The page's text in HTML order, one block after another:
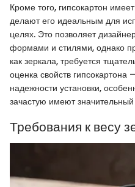
Кроме того, гипсокартон
делают его идеальным для
целях. Это позволяет
формами и стилями, однако
как зеркала, требуется
оценка свойств
надежности установки,
зачастую имеют значительный
Требования к весу